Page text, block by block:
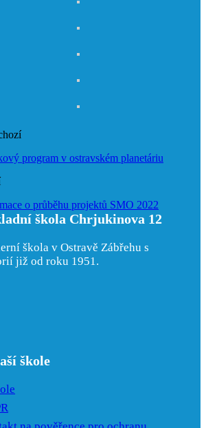
program v ostravském planetáriu
o průběhu projektů SMO 2022
škola Chrjukinova 12
škola v Ostravě Zábřehu s
již od roku 1951.
škole